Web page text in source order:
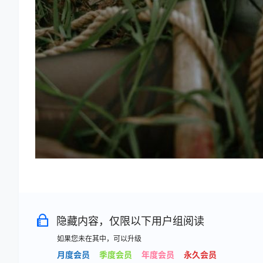
隐藏内容，仅限以下用户组阅读
如果您未在其中，可以升级
月度会员 季度会员 年度会员 永久会员